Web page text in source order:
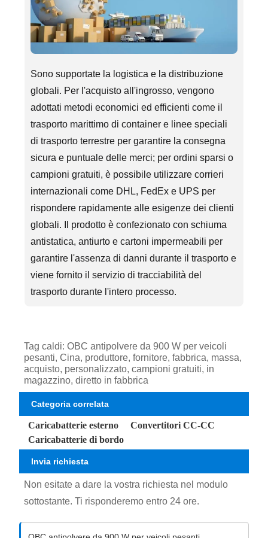
Sono supportate la logistica e la distribuzione
globali. Per l'acquisto all'ingrosso, vengono
adottati metodi economici ed efficienti come il
trasporto marittimo di container e linee speciali
di trasporto terrestre per garantire la consegna
sicura e puntuale delle merci; per ordini sparsi o
campioni gratuiti, è possibile utilizzare corrieri
internazionali come DHL, FedEx e UPS per
rispondere rapidamente alle esigenze dei clienti
globali. Il prodotto è confezionato con schiuma
antistatica, antiurto e cartoni impermeabili per
garantire l'assenza di danni durante il trasporto e
viene fornito il servizio di tracciabilità del
trasporto durante l'intero processo.
Tag caldi: OBC antipolvere da 900 W per veicoli
pesanti, Cina, produttore, fornitore, fabbrica, massa,
acquisto, personalizzato, campioni gratuiti, in
magazzino, diretto in fabbrica
Categoria correlata
Caricabatterie esterno
Convertitori CC-CC
Caricabatterie di bordo
Invia richiesta
Non esitate a dare la vostra richiesta nel modulo
sottostante. Ti risponderemo entro 24 ore.